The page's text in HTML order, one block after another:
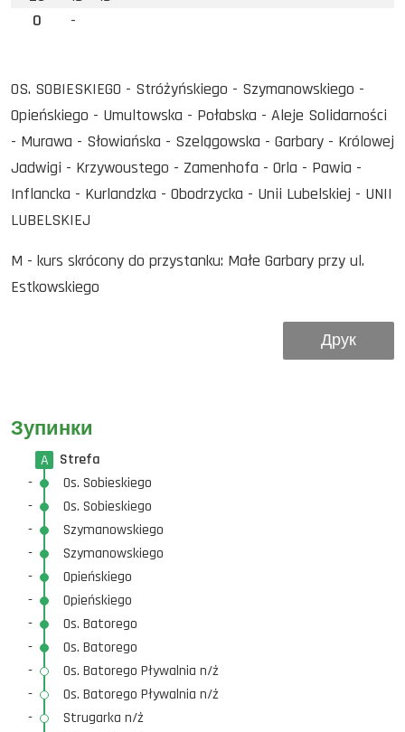
Зупинки
A
Strefa
-
Os. Sobieskiego
-
Os. Sobieskiego
-
Szymanowskiego
-
Szymanowskiego
-
Opieńskiego
-
Opieńskiego
-
Os. Batorego
-
Os. Batorego
-
Os. Batorego Pływalnia n/ż
-
Os. Batorego Pływalnia n/ż
-
Strugarka n/ż
0
-
OS. SOBIESKIEGO - Stróżyńskiego - Szymanowskiego -
Opieńskiego - Umultowska - Połabska - Aleje Solidarności
- Murawa - Słowiańska - Szelągowska - Garbary - Królowej
Jadwigi - Krzywoustego - Zamenhofa - Orla - Pawia -
Inflancka - Kurlandzka - Obodrzycka - Unii Lubelskiej - UNII
LUBELSKIEJ
M - kurs skrócony do przystanku: Małe Garbary przy ul.
Estkowskiego
Друк